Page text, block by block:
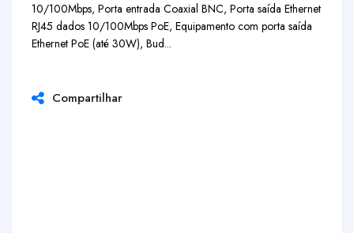
10/100Mbps, Porta entrada Coaxial BNC, Porta saída Ethernet
RJ45 dados 10/100Mbps PoE, Equipamento com porta saída
Ethernet PoE (até 30W), Bud...
Compartilhar